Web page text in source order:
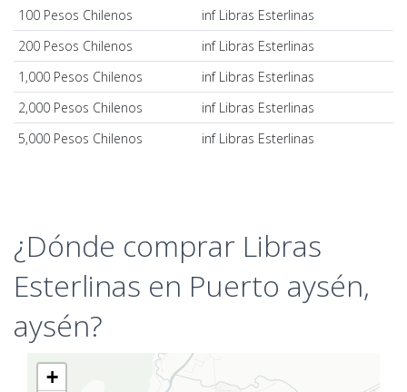
100 Pesos Chilenos
inf Libras Esterlinas
200 Pesos Chilenos
inf Libras Esterlinas
1,000 Pesos Chilenos
inf Libras Esterlinas
2,000 Pesos Chilenos
inf Libras Esterlinas
5,000 Pesos Chilenos
inf Libras Esterlinas
¿Dónde comprar Libras
Esterlinas en Puerto aysén,
aysén?
+